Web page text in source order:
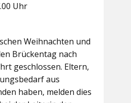
Uhr
Weihnachten und
Brückentag nach
geschlossen. Eltern,
aus
haben, melden dies